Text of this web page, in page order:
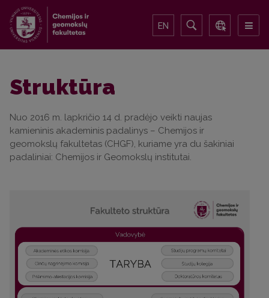
EN
Struktūra
Nuo 2016 m. lapkričio 14 d. pradėjo veikti naujas
kamieninis akademinis padalinys – Chemijos ir
geomokslų fakultetas (CHGF), kuriame yra du šakiniai
padaliniai: Chemijos ir Geomokslų institutai.